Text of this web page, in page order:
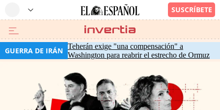
GUERRA DE IRÁN Teherán exige "una compensación" a
Washington para reabrir el estrecho de Ormuz